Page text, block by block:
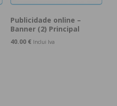
Publicidade online –
Banner (2) Principal
40.00 € Inclui Iva